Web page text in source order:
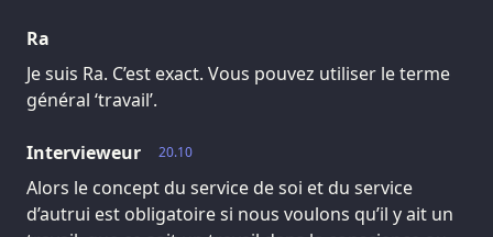
Ra
Je suis Ra. C’est exact. Vous pouvez utiliser le terme
général ‘travail’.
20.10
Intervieweur
Alors le concept du service de soi et du service
d’autrui est obligatoire si nous voulons qu’il y ait un